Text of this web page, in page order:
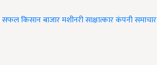
सफल किसानबाजारमशीनरीसाक्षात्कारकंपनी समाचार